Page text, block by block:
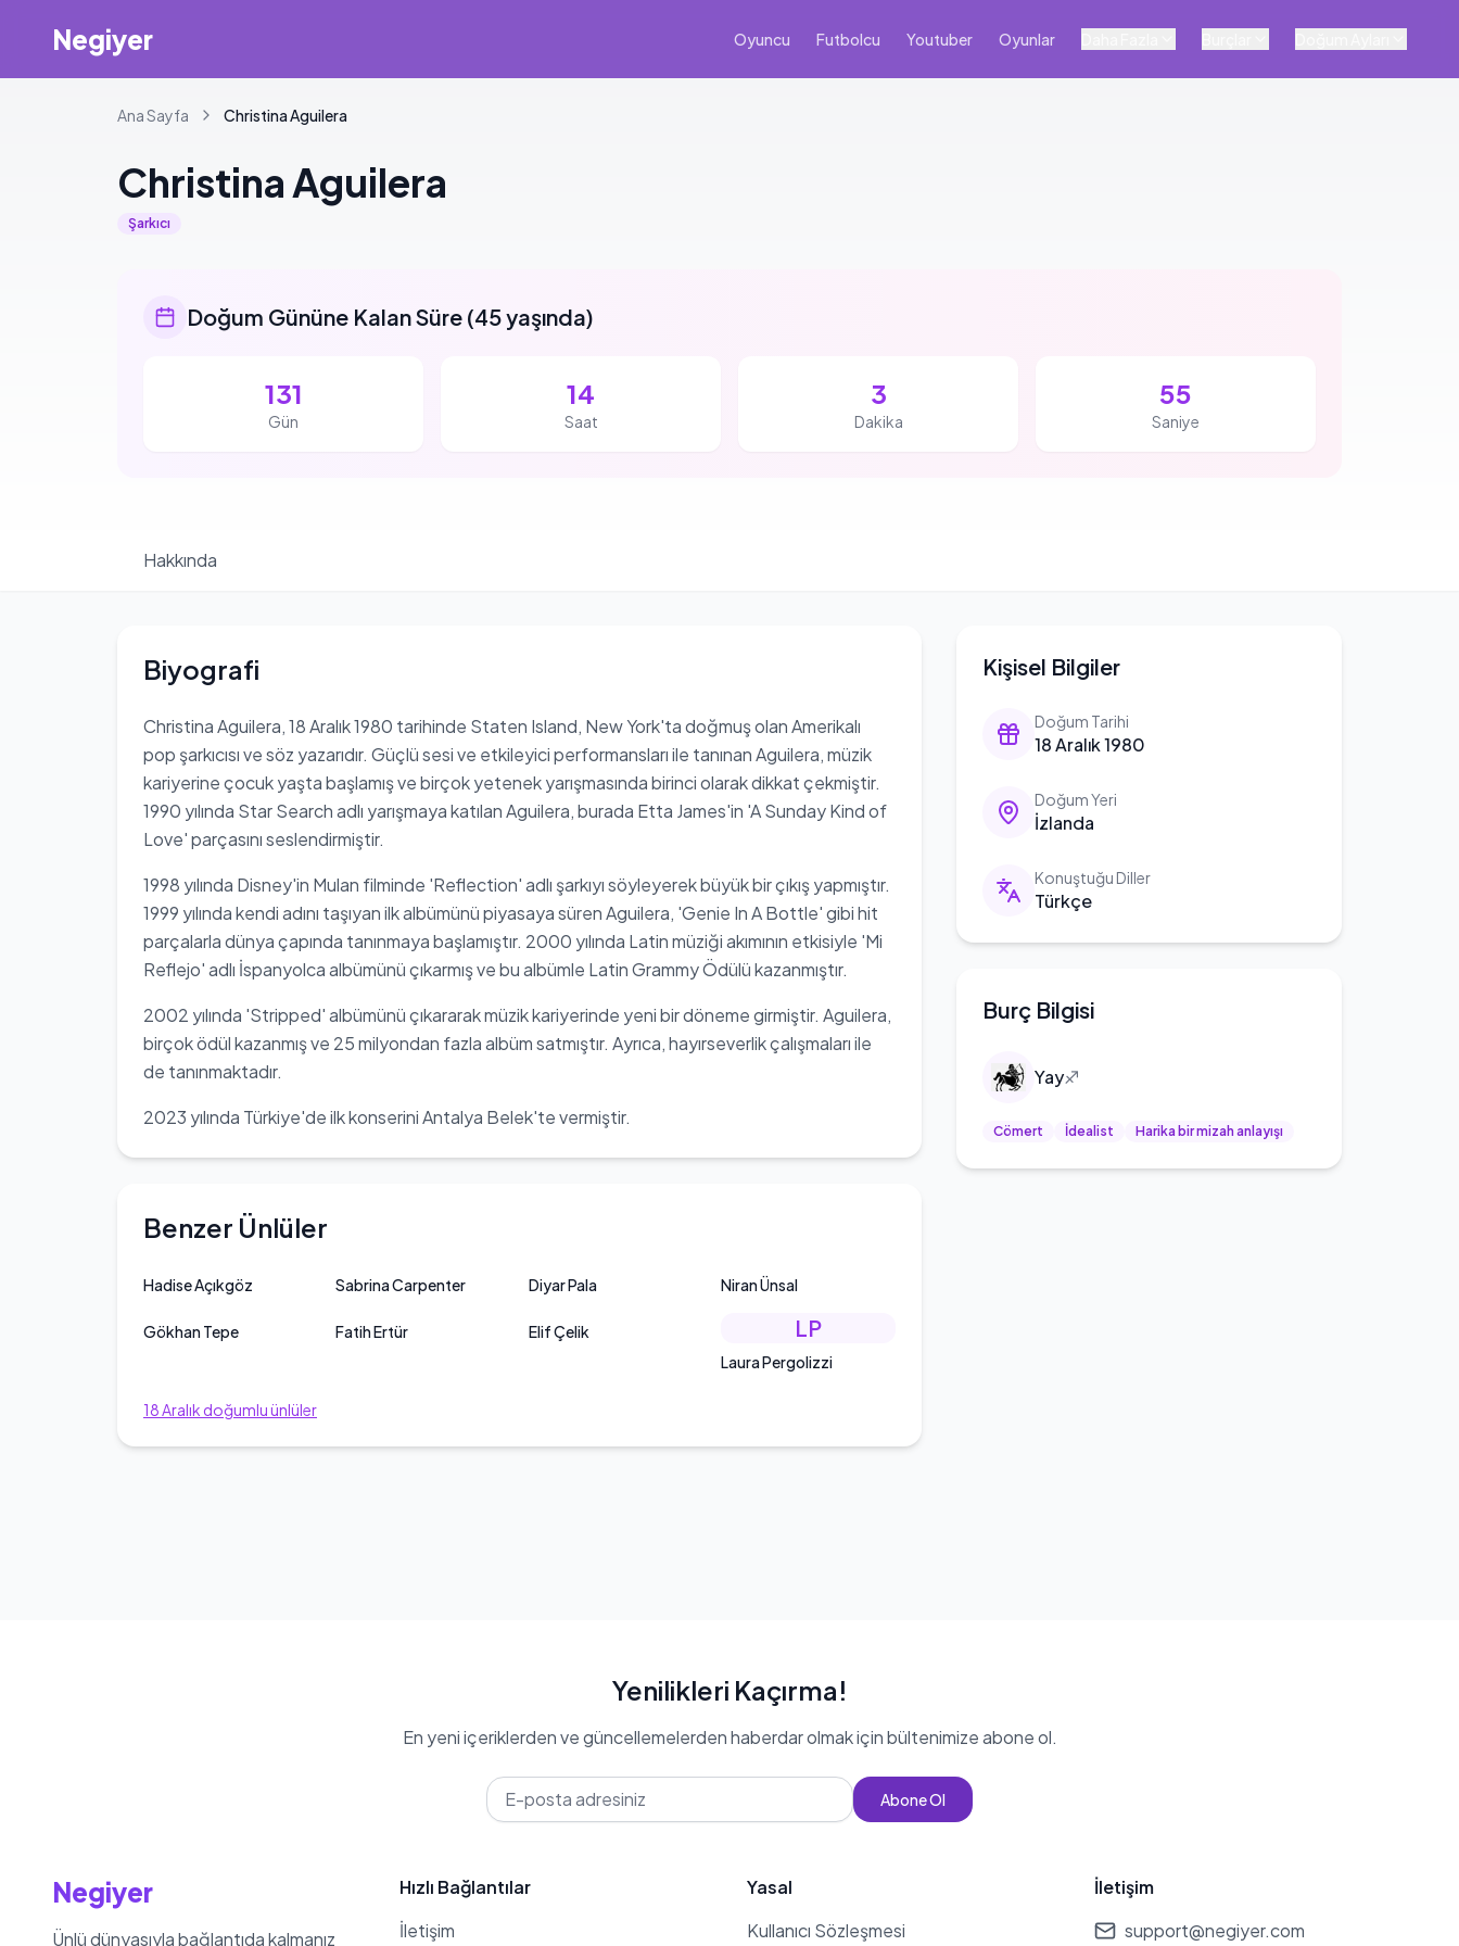
Negiyer Oyuncu Futbolcu Youtuber Oyunlar
Ana Sayfa ChristinaAguilera
ChristinaAguilera
Şarkıcı
Doğum Gününe Kalan Süre (45 yaşında)
131
Gün
14
Saat
3
Dakika
54
Saniye
Hakkında
Kişisel Bilgiler
Doğum Tarihi
18 Aralık 1980
Doğum Yeri
İzlanda
Konuştuğu Diller
Türkçe
Burç Bilgisi
Yay♐
Cömert İdealist Harika bir mizah anlayışı
Biyografi
Christina Aguilera, 18 Aralık 1980 tarihinde Staten Island, New York'ta doğmuş olan Amerikalı
pop şarkıcısı ve söz yazarıdır. Güçlü sesi ve etkileyici performansları ile tanınan Aguilera, müzik
kariyerine çocuk yaşta başlamış ve birçok yetenek yarışmasında birinci olarak dikkat çekmiştir.
1990 yılında Star Search adlı yarışmaya katılan Aguilera, burada Etta James'in 'A Sunday Kind of
Love' parçasını seslendirmiştir.
1998 yılında Disney'in Mulan filminde 'Reflection' adlı şarkıyı söyleyerek büyük bir çıkış yapmıştır.
1999 yılında kendi adını taşıyan ilk albümünü piyasaya süren Aguilera, 'Genie In A Bottle' gibi hit
parçalarla dünya çapında tanınmaya başlamıştır. 2000 yılında Latin müziği akımının etkisiyle 'Mi
Reflejo' adlı İspanyolca albümünü çıkarmış ve bu albümle Latin Grammy Ödülü kazanmıştır.
2002 yılında 'Stripped' albümünü çıkararak müzik kariyerinde yeni bir döneme girmiştir. Aguilera,
birçok ödül kazanmış ve 25 milyondan fazla albüm satmıştır. Ayrıca, hayırseverlik çalışmaları ile
de tanınmaktadır.
2023 yılında Türkiye'de ilk konserini Antalya Belek'te vermiştir.
Benzer Ünlüler
Hadise Açıkgöz Sabrina Carpenter Diyar Pala Niran Ünsal
Gökhan Tepe Fatih Ertür Elif Çelik LP
Laura Pergolizzi
18Aralık doğumlu ünlüler
Yenilikleri Kaçırma!
En yeni içeriklerden ve güncellemelerden haberdar olmak için bültenimize abone ol.
Abone Ol
Negiyer
Ünlü dünyasıyla bağlantıda kalmanız
Hızlı Bağlantılar
İletişim
Yasal
Kullanıcı Sözleşmesi
İletişim
support@negiyer.com